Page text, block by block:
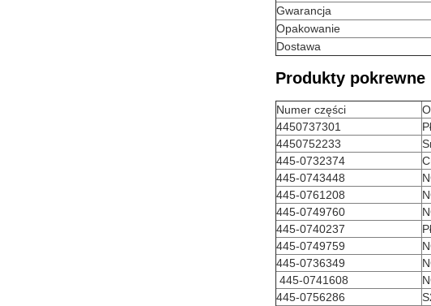
Gwarancja
Opakowanie
Dostawa
Produkty pokrewne
Numer części
4450737301
4450752233
445-0732374
445-0743448
445-0761208
445-0749760
445-0740237
445-0749759
445-0736349
445-0741608
445-0756286